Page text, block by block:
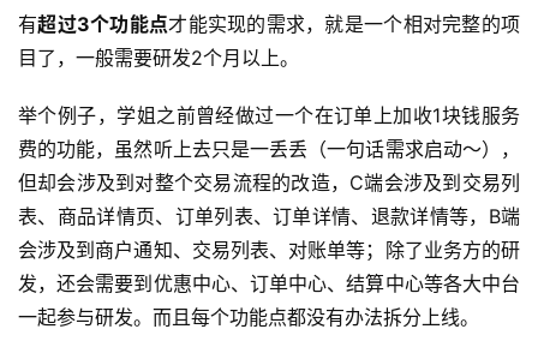
有超过3个功能点才能实现的需求，就是一个相对完整的项
目了，一般需要研发2个月以上。
举个例子，学姐之前曾经做过一个在订单上加收1块钱服务
费的功能，虽然听上去只是一丢丢（一句话需求启动～），
但却会涉及到对整个交易流程的改造，C端会涉及到交易列
表、商品详情页、订单列表、订单详情、退款详情等，B端
会涉及到商户通知、交易列表、对账单等；除了业务方的研
发，还会需要到优惠中心、订单中心、结算中心等各大中台
一起参与研发。而且每个功能点都没有办法拆分上线。